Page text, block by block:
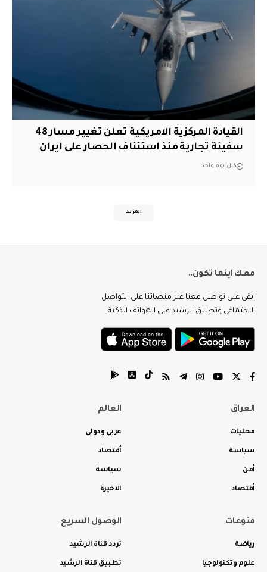
القيادة المركزية الامريكية تعلن تغيير مسار 48
سفينة تجارية منذ استئناف الحصار على ايران
قبل يوم واحد
المزيد
معك اينما تكون..
ابقى على تواصل معنا عبر منصاتنا على التواصل
الاجتماعي وتطبيق الرشيد على الهواتف الذكية.
العراق
محليات
سياسة
أمن
أقتصاد
العالم
عربي ودولي
أقتصاد
سياسة
الاخيرة
منوعات
رياضة
علوم وتكنولوجيا
الوصول السريع
تردد قناة الرشيد
تطبيق قناة الرشيد